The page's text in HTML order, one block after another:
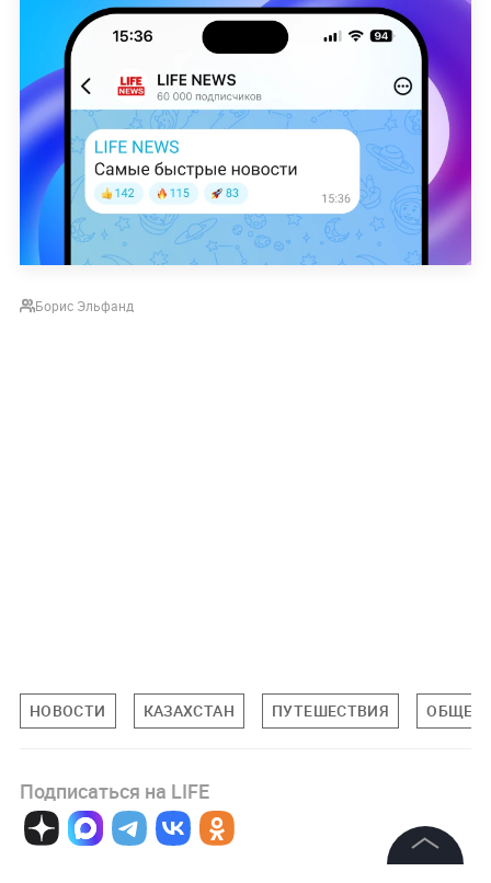
Борис Эльфанд
НОВОСТИ КАЗАХСТАН ПУТЕШЕСТВИЯ
Подписаться на LIFE